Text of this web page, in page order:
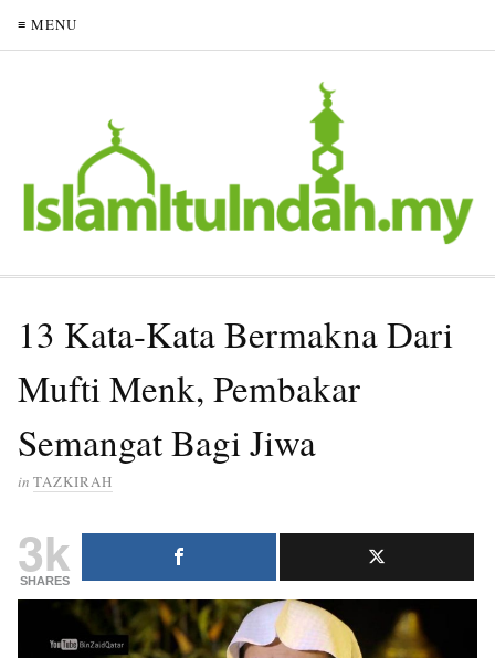
≡ MENU
13 Kata-Kata Bermakna Dari
Mufti Menk, Pembakar
Semangat Bagi Jiwa
in TAZKIRAH
3k
SHARES